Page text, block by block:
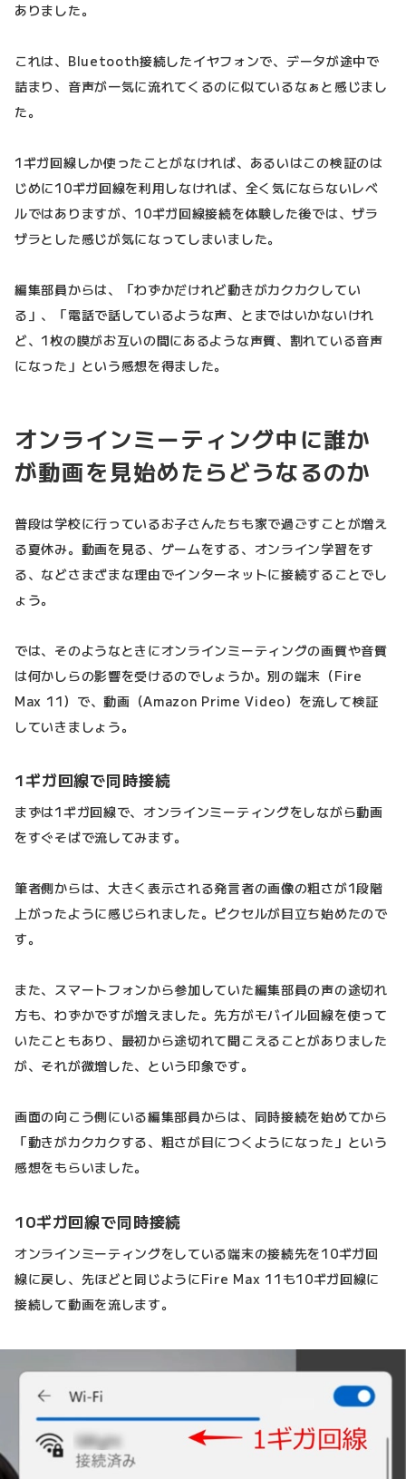
ありました。
これは、Bluetooth接続したイヤフォンで、データが途中で
詰まり、音声が一気に流れてくるのに似ているなぁと感じまし
た。
1ギガ回線しか使ったことがなければ、あるいはこの検証のは
じめに10ギガ回線を利用しなければ、全く気にならないレベ
ルではありますが、10ギガ回線接続を体験した後では、ザラ
ザラとした感じが気になってしまいました。
編集部員からは、「わずかだけれど動きがカクカクしてい
る」、「電話で話しているような声、とまではいかないけれ
ど、1枚の膜がお互いの間にあるような声質、割れている音声
になった」という感想を得ました。
オンラインミーティング中に誰か
が動画を見始めたらどうなるのか
普段は学校に行っているお子さんたちも家で過ごすことが増え
る夏休み。動画を見る、ゲームをする、オンライン学習をす
る、などさまざまな理由でインターネットに接続することでし
ょう。
では、そのようなときにオンラインミーティングの画質や音質
は何かしらの影響を受けるのでしょうか。別の端末（Fire
Max 11）で、動画（Amazon Prime Video）を流して検証
していきましょう。
1ギガ回線で同時接続
まずは1ギガ回線で、オンラインミーティングをしながら動画
をすぐそばで流してみます。
筆者側からは、大きく表示される発言者の画像の粗さが1段階
上がったように感じられました。ピクセルが目立ち始めたので
す。
また、スマートフォンから参加していた編集部員の声の途切れ
方も、わずかですが増えました。先方がモバイル回線を使って
いたこともあり、最初から途切れて聞こえることがありました
が、それが微増した、という印象です。
画面の向こう側にいる編集部員からは、同時接続を始めてから
「動きがカクカクする、粗さが目につくようになった」という
感想をもらいました。
10ギガ回線で同時接続
オンラインミーティングをしている端末の接続先を10ギガ回
線に戻し、先ほどと同じようにFire Max 11も10ギガ回線に
接続して動画を流します。